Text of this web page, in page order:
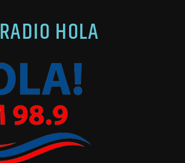
RADIO HOLA